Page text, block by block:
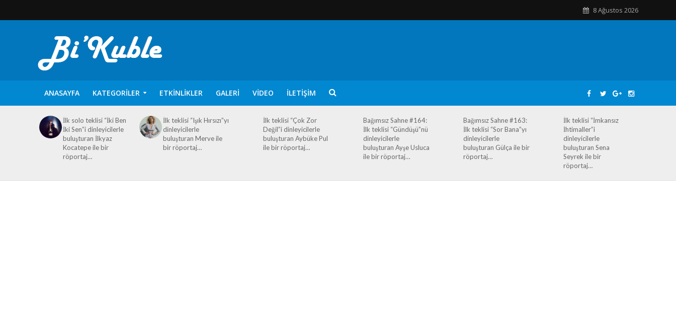
8 Ağustos 2026
ANASAYFA KATEGORILER ETKINLIKLER GALERI VIDEO İLETIŞIM
İlk solo teklisi “İki Ben
İki Sen”i dinleyicilerle
buluşturan İlkyaz
Kocatepe ile bir
röportaj…
İlk teklisi “Işık Hırsızı”yı
dinleyicilerle
buluşturan Merve ile
bir röportaj…
İlk teklisi “Çok Zor
Değil”i dinleyicilerle
buluşturan Aybüke Pul
ile bir röportaj…
Bağımsız Sahne #164:
İlk teklisi “Gündüşü”nü
dinleyicilerle
buluşturan Ayşe Usluca
ile bir röportaj…
Bağımsız Sahne #163:
İlk teklisi “Sor Bana”yı
dinleyicilerle
buluşturan Gülça ile bir
röportaj…
İlk teklisi “İmkansız
İhtimaller”i
dinleyicilerle
buluşturan Sena
Seyrek ile bir
röportaj…